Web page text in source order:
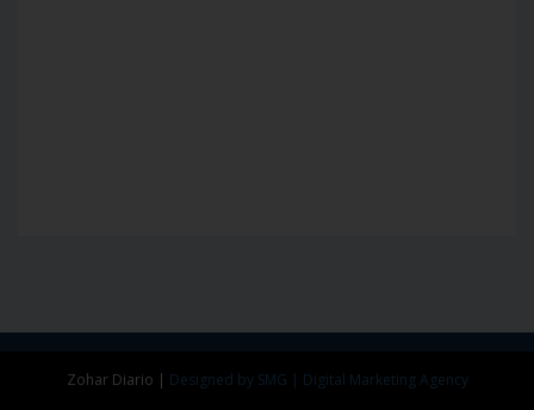
Zohar Diario | Designed by SMG | Digital Marketing Agency